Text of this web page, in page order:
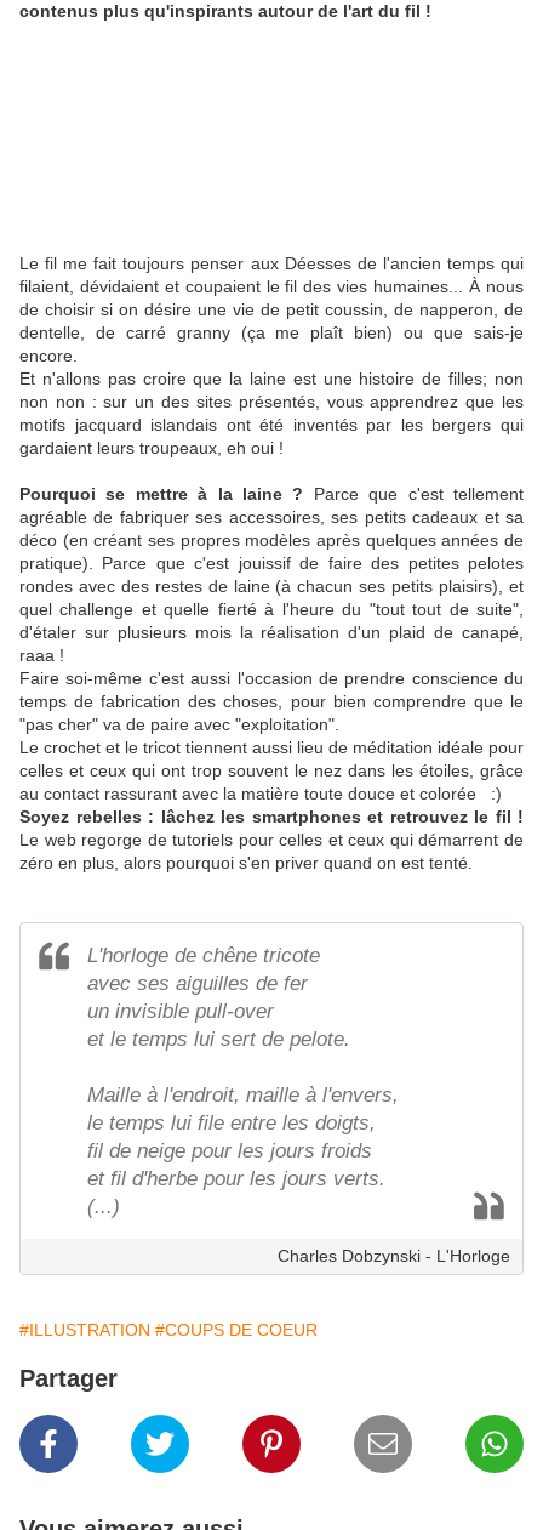
contenus plus qu'inspirants autour de l'art du fil !
Le fil me fait toujours penser aux Déesses de l'ancien temps qui
filaient, dévidaient et coupaient le fil des vies humaines... À nous
de choisir si on désire une vie de petit coussin, de napperon, de
dentelle, de carré granny (ça me plaît bien) ou que sais-je
encore.
Et n'allons pas croire que la laine est une histoire de filles; non
non non : sur un des sites présentés, vous apprendrez que les
motifs jacquard islandais ont été inventés par les bergers qui
gardaient leurs troupeaux, eh oui !
Pourquoi se mettre à la laine ? Parce que c'est tellement
agréable de fabriquer ses accessoires, ses petits cadeaux et sa
déco (en créant ses propres modèles après quelques années de
pratique). Parce que c'est jouissif de faire des petites pelotes
rondes avec des restes de laine (à chacun ses petits plaisirs), et
quel challenge et quelle fierté à l'heure du "tout tout de suite",
d'étaler sur plusieurs mois la réalisation d'un plaid de canapé,
raaa !
Faire soi-même c'est aussi l'occasion de prendre conscience du
temps de fabrication des choses, pour bien comprendre que le
"pas cher" va de paire avec "exploitation".
Le crochet et le tricot tiennent aussi lieu de méditation idéale pour
celles et ceux qui ont trop souvent le nez dans les étoiles, grâce
au contact rassurant avec la matière toute douce et colorée :)
Soyez rebelles : lâchez les smartphones et retrouvez le fil !
Le web regorge de tutoriels pour celles et ceux qui démarrent de
zéro en plus, alors pourquoi s'en priver quand on est tenté.
L'horloge de chêne tricote
avec ses aiguilles de fer
un invisible pull-over
et le temps lui sert de pelote.
Maille à l'endroit, maille à l'envers,
le temps lui file entre les doigts,
fil de neige pour les jours froids
et fil d'herbe pour les jours verts.
(...)
Charles Dobzynski - L'Horloge
#ILLUSTRATION #COUPS DE COEUR
Partager